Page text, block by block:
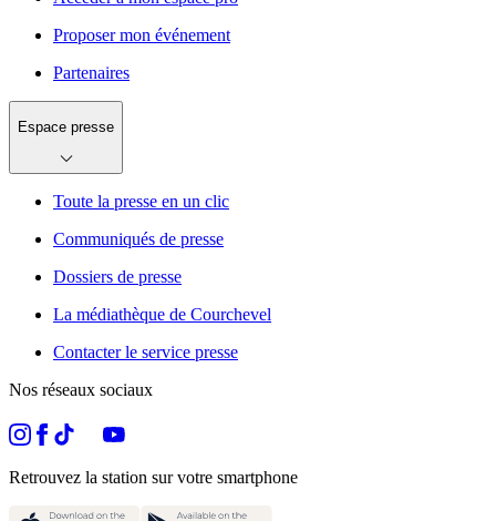
Proposer mon événement
Partenaires
Espace presse
Toute la presse en un clic
Communiqués de presse
Dossiers de presse
La médiathèque de Courchevel
Contacter le service presse
Nos réseaux sociaux
Retrouvez la station sur votre smartphone